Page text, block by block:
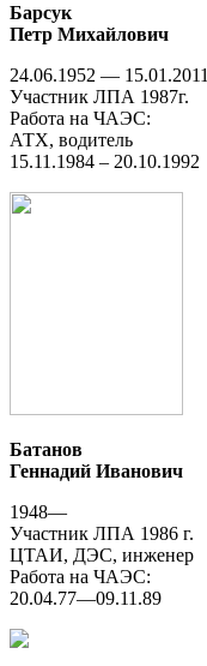
Барсук
Петр Михайлович
24.06.1952 — 15.01.2011
Участник ЛПА 1987г.
Работа на ЧАЭС:
АТХ, водитель
15.11.1984 – 20.10.1992
Батанов
Геннадий Иванович
1948—
Участник ЛПА 1986 г.
ЦТАИ, ДЭС, инженер
Работа на ЧАЭС:
20.04.77—09.11.89